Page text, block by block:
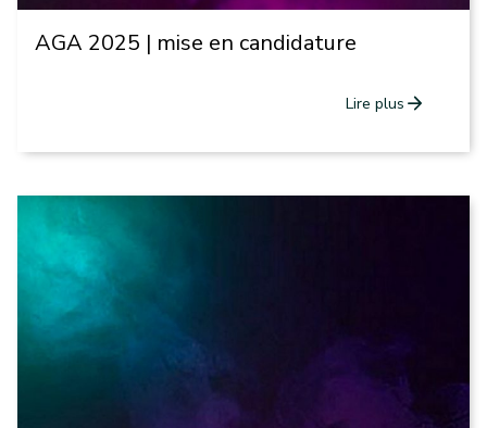
AGA 2025 | mise en candidature
Lire plus arrow_forward